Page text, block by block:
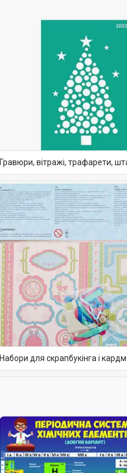
Гравюри, вітражі, трафарети,
Набори для скрапбукінга і